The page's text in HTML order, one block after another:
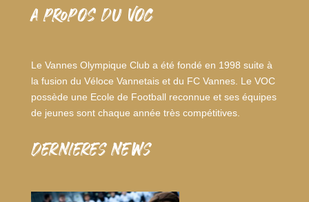
A PROPOS DU VOC
Le Vannes Olympique Club a été fondé en 1998 suite à
la fusion du Véloce Vannetais et du FC Vannes. Le VOC
possède une Ecole de Football reconnue et ses équipes
de jeunes sont chaque année très compétitives.
dernieres news